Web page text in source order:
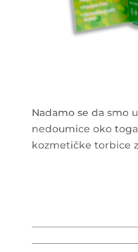
Nadamo se da smo
nedoumice oko
kozmetičke torbice